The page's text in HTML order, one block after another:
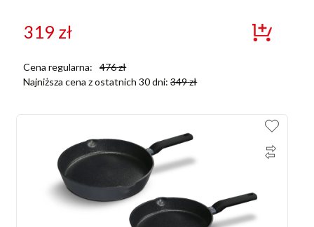
319 zł
Cena regularna: 476zł
Najniższa cena z ostatnich 30 dni:349zł